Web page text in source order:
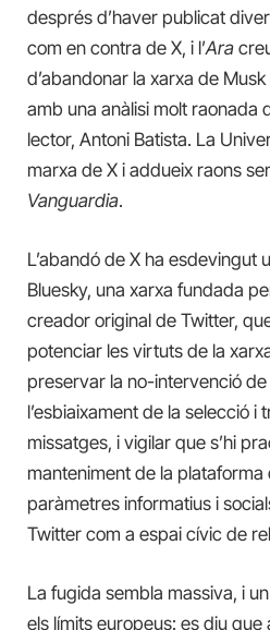
després d’haver publicat
com en contra de X, i l’Ara
d’abandonar la xarxa de
amb una anàlisi molt raonada
lector, Antoni Batista. La
marxa de X i addueix raons
Vanguardia.
L’abandó de X ha esdevingut
Bluesky, una xarxa fundada
creador original de Twitter,
potenciar les virtuts de la
preservar la no-intervenció de
l’esbiaixament de la selecció i
missatges, i vigilar que s’hi
manteniment de la plataforma
paràmetres informatius i
Twitter com a espai cívic de
La fugida sembla massiva, i
els límits europeus: es diu